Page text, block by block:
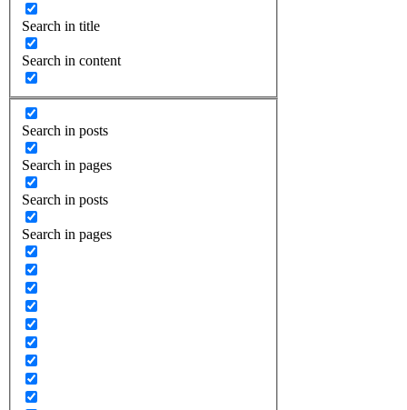
Search in title
Search in content
Search in posts
Search in pages
Search in posts
Search in pages